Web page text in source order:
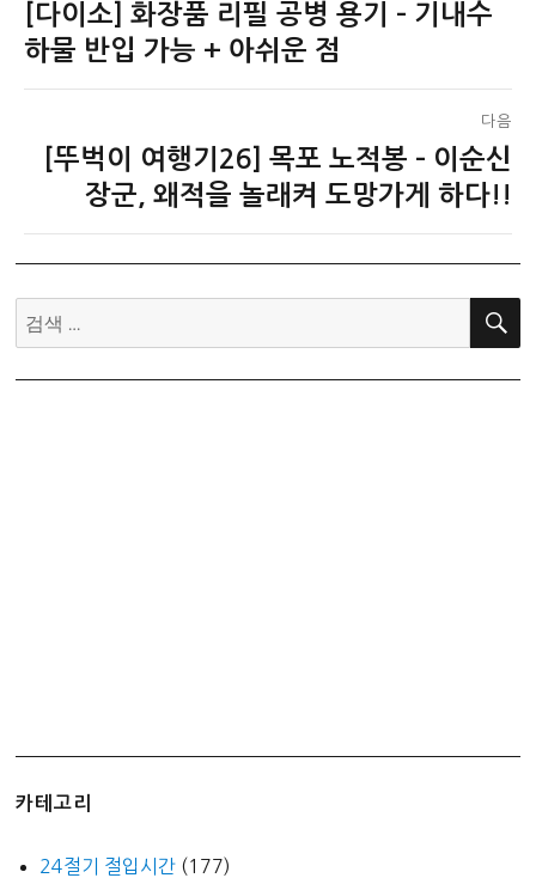
탐
색
이
전
[다이소] 화장품 리필 공병 용기 – 기내수
하물 반입 가능 + 아쉬운 점
다음
[뚜벅이 여행기26] 목포 노적봉 – 이순신
장군, 왜적을 놀래켜 도망가게 하다!!
검
색:
검
카테고리
24절기 절입시간 (177)